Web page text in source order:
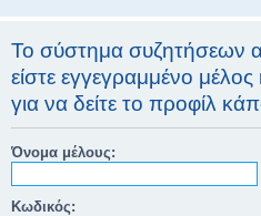
Το σύστημα συζητήσεων
είστε εγγεγραμμένο μέλος
για να δείτε το προφίλ
Όνομα μέλους:
Κωδικός: